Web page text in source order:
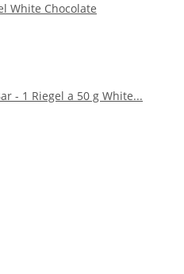
White Chocolate